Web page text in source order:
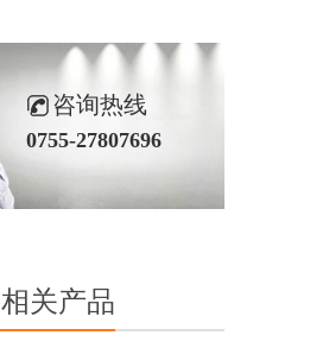
咨询热线
0755-27807696
相关产品